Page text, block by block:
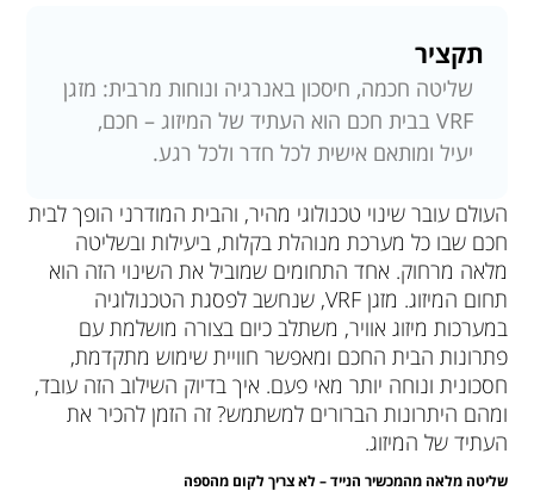
תקציר
שליטה חכמה, חיסכון באנרגיה ונוחות מרבית: מזגן
VRF בבית חכם הוא העתיד של המיזוג – חכם,
יעיל ומותאם אישית לכל חדר ולכל רגע.
העולם עובר שינוי טכנולוגי מהיר, והבית המודרני הופך לבית
חכם שבו כל מערכת מנוהלת בקלות, ביעילות ובשליטה
מלאה מרחוק. אחד התחומים שמוביל את השינוי הזה הוא
תחום המיזוג. מזגן VRF, שנחשב לפסגת הטכנולוגיה
במערכות מיזוג אוויר, משתלב כיום בצורה מושלמת עם
פתרונות הבית החכם ומאפשר חוויית שימוש מתקדמת,
חסכונית ונוחה יותר מאי פעם. איך בדיוק השילוב הזה עובד,
ומהם היתרונות הברורים למשתמש? זה הזמן להכיר את
העתיד של המיזוג.
שליטה מלאה מהמכשיר הנייד – לא צריך לקום מהספה